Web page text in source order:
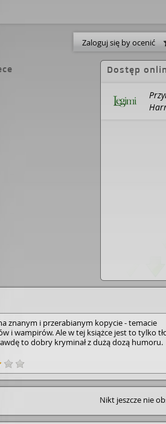
Miejska Biblioteka Publiczna im. Jana
Biblioteka Publiczna im. Adama Próchnika w
i Powiatowa Biblioteka Publiczna w Słupcy
Zaloguj się by ocenić
Dostęp
znanym i przerabianym kopycie - temacie
i wampirów. Ale w tej książce jest to tylko
to dobry kryminał z dużą dozą humoru.
Nikt jeszcze nie